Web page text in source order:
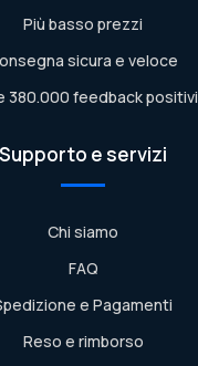
Più basso prezzi
sicura e veloce
380.000 feedback positivi
Supporto e servizi
Chi siamo
FAQ
e Pagamenti
Reso e rimborso